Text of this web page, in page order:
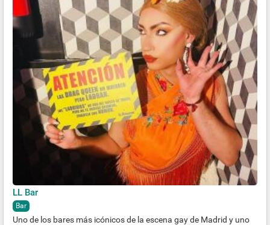
LL Bar
Bar
Uno de los bares más icónicos de la escena gay de Madrid y uno